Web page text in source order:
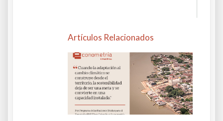
Artículos Relacionados